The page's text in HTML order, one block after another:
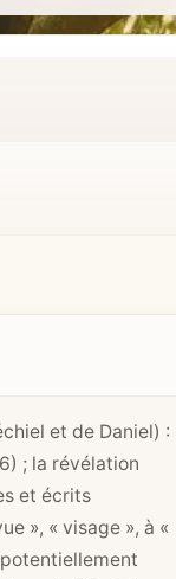
et de Daniel) :
; la révélation
et écrits
», « visage », à «